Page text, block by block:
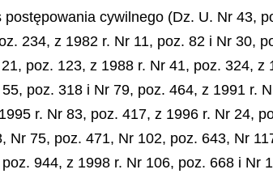
cywilnego (Dz. U. Nr 43,
234, z 1982 r. Nr 11, poz. 82 i Nr 30,
poz. 123, z 1988 r. Nr 41, poz. 324,
poz. 318 i Nr 79, poz. 464, z 1991 r.
r. Nr 83, poz. 417, z 1996 r. Nr 24,
75, poz. 471, Nr 102, poz. 643, Nr
944, z 1998 r. Nr 106, poz. 668 i Nr